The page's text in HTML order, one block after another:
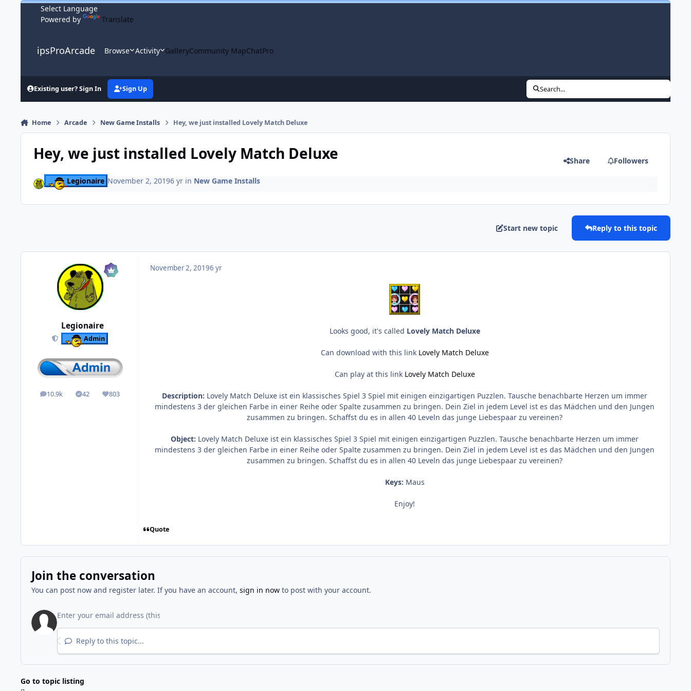
Skip to content
Powered by
Translate
ipsProArcade Browse Activity GalleryCommunity MapChatPro
Existing user? Sign In Sign Up Search...
Home Arcade New Game Installs Hey, we just installed Lovely Match Deluxe
Hey, we just installed Lovely Match Deluxe Share Followers
Legionaire November 2, 20196 yrin New Game Installs
Start new topic Reply to this topic
Legionaire
Admin
10.9k
posts 42
Solutions803
Reputation
November 2, 20196 yr
Looks good, it's called Lovely Match Deluxe
Can download with this link Lovely Match Deluxe
Can play at this link Lovely Match Deluxe
Description: Lovely Match Deluxe ist ein klassisches Spiel 3 Spiel mit einigen einzigartigen Puzzlen. Tausche benachbarte Herzen um immer
mindestens 3 der gleichen Farbe in einer Reihe oder Spalte zusammen zu bringen. Dein Ziel in jedem Level ist es das Mädchen und den Jungen
zusammen zu bringen. Schaffst du es in allen 40 Leveln das junge Liebespaar zu vereinen?
Object: Lovely Match Deluxe ist ein klassisches Spiel 3 Spiel mit einigen einzigartigen Puzzlen. Tausche benachbarte Herzen um immer
mindestens 3 der gleichen Farbe in einer Reihe oder Spalte zusammen zu bringen. Dein Ziel in jedem Level ist es das Mädchen und den Jungen
zusammen zu bringen. Schaffst du es in allen 40 Leveln das junge Liebespaar zu vereinen?
Keys: Maus
Enjoy!
Quote
Join the conversation
You can post now and register later. If you have an account, sign in nowto post with your account.
Reply to this topic...
Go to topic listing